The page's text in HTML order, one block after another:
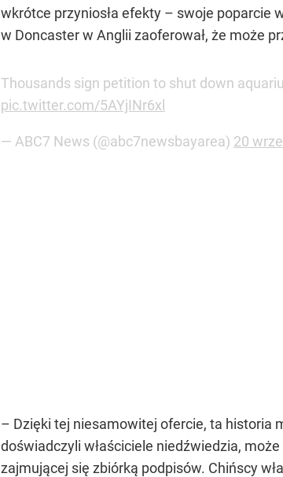
wkrótce przyniosła efekty – swoje poparcie
w Doncaster w Anglii zaoferował, że może
Thousands sign petition to shut down
pic.twitter.com/5AYjINr6xl
— ABC7 News (@abc7newsbayarea) 20
– Dzięki tej niesamowitej ofercie, ta historia
doświadczyli właściciele niedźwiedzia,
zajmującej się zbiórką podpisów. Chińscy